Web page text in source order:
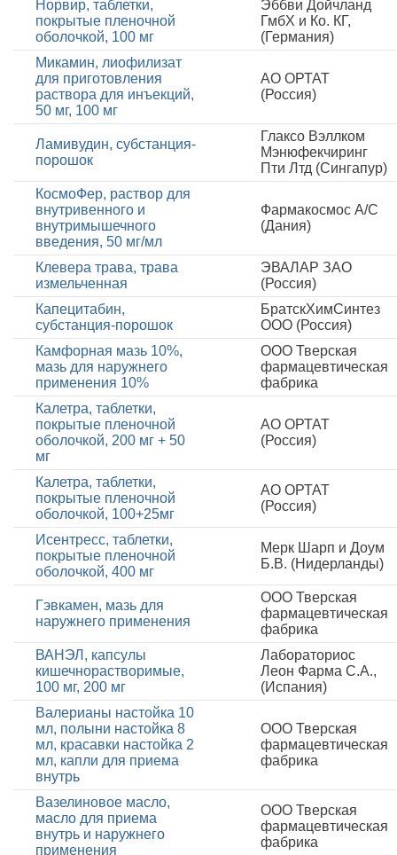
Норвир, таблетки,
покрытые пленочной
оболочкой, 100 мг
Эббви Дойчланд
ГмбХ и Ко. КГ,
(Германия)
Микамин, лиофилизат
для приготовления
раствора для инъекций,
50 мг, 100 мг
АО ОРТАТ
(Россия)
Ламивудин, субстанция-
порошок
Глаксо Вэллком
Мэнюфекчиринг
Пти Лтд (Сингапур)
КосмоФер, раствор для
внутривенного и
внутримышечного
введения, 50 мг/мл
Фармакосмос А/С
(Дания)
Клевера трава, трава
измельченная
ЭВАЛАР ЗАО
(Россия)
Капецитабин,
субстанция-порошок
БратскХимСинтез
ООО (Россия)
Камфорная мазь 10%,
мазь для наружнего
применения 10%
ООО Тверская
фармацевтическая
фабрика
Калетра, таблетки,
покрытые пленочной
оболочкой, 200 мг + 50
мг
АО ОРТАТ
(Россия)
Калетра, таблетки,
покрытые пленочной
оболочкой, 100+25мг
АО ОРТАТ
(Россия)
Исентресс, таблетки,
покрытые пленочной
оболочкой, 400 мг
Мерк Шарп и Доум
Б.В. (Нидерланды)
Гэвкамен, мазь для
наружнего применения
ООО Тверская
фармацевтическая
фабрика
ВАНЭЛ, капсулы
кишечнорастворимые,
100 мг, 200 мг
Лабораториос
Леон Фарма С.А.,
(Испания)
Валерианы настойка 10
мл, полыни настойка 8
мл, красавки настойка 2
мл, капли для приема
внутрь
ООО Тверская
фармацевтическая
фабрика
Вазелиновое масло,
масло для приема
внутрь и наружнего
применения
ООО Тверская
фармацевтическая
фабрика